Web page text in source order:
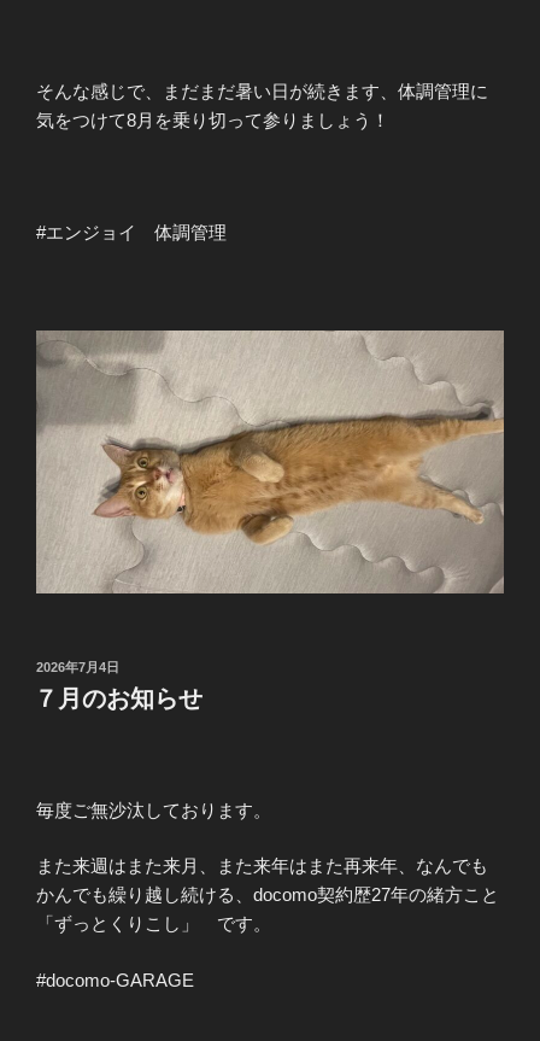
そんな感じで、まだまだ暑い日が続きます、体調管理に
気をつけて8月を乗り切って参りましょう！
#エンジョイ 体調管理
投
稿
日:
2026年7月4日
７月のお知らせ
毎度ご無沙汰しております。
また来週はまた来月、また来年はまた再来年、なんでも
かんでも繰り越し続ける、docomo契約歴27年の緒方こと
「ずっとくりこし」 です。
#docomo-GARAGE